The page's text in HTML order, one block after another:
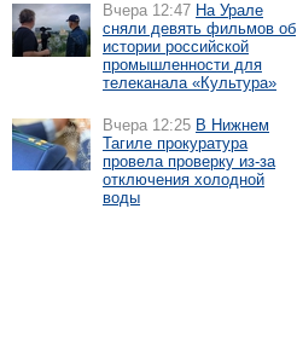
Вчера 12:47 На Урале
сняли девять фильмов об
истории российской
промышленности для
телеканала «Культура»
Вчера 12:25 В Нижнем
Тагиле прокуратура
провела проверку из-за
отключения холодной
воды